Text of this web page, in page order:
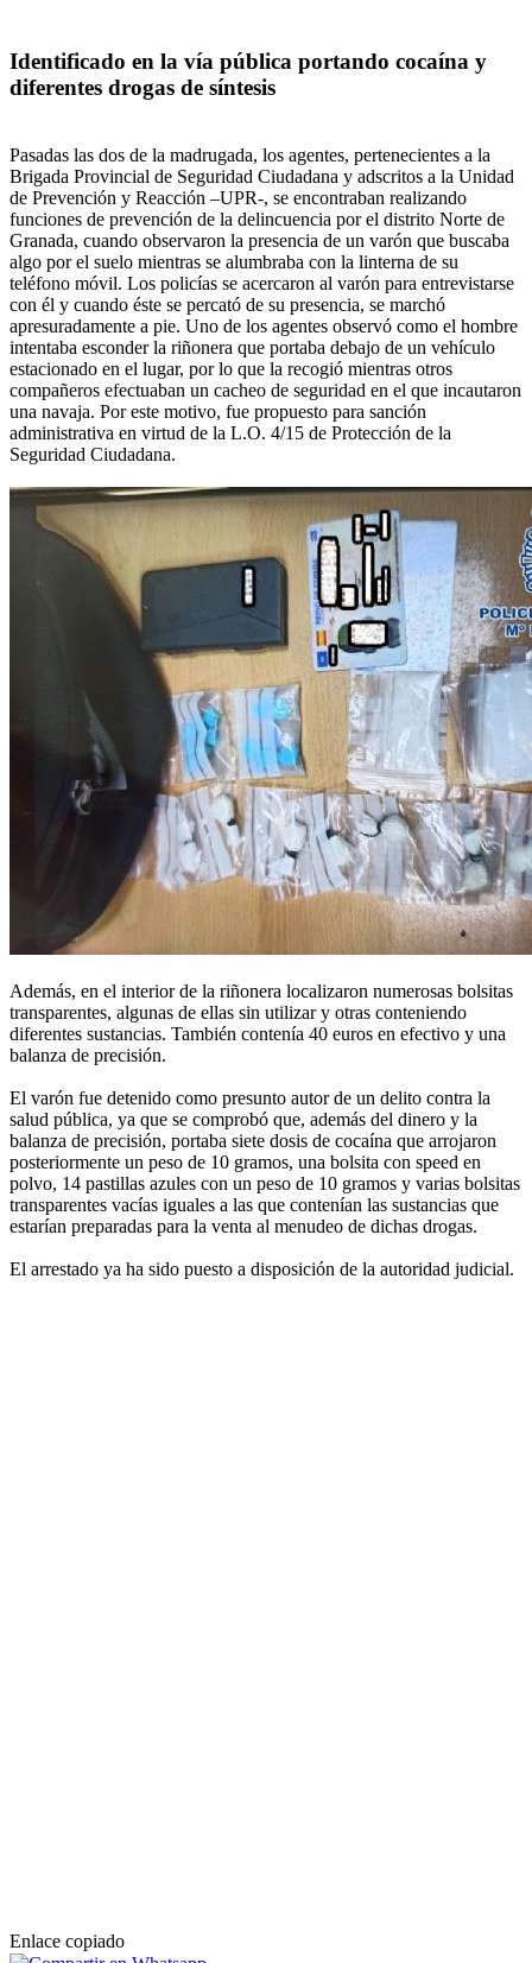
Identificado en la vía pública portando cocaína y
diferentes drogas de síntesis
Pasadas las dos de la madrugada, los agentes, pertenecientes a la
Brigada Provincial de Seguridad Ciudadana y adscritos a la Unidad
de Prevención y Reacción –UPR-, se encontraban realizando
funciones de prevención de la delincuencia por el distrito Norte de
Granada, cuando observaron la presencia de un varón que buscaba
algo por el suelo mientras se alumbraba con la linterna de su
teléfono móvil. Los policías se acercaron al varón para entrevistarse
con él y cuando éste se percató de su presencia, se marchó
apresuradamente a pie. Uno de los agentes observó como el hombre
intentaba esconder la riñonera que portaba debajo de un vehículo
estacionado en el lugar, por lo que la recogió mientras otros
compañeros efectuaban un cacheo de seguridad en el que incautaron
una navaja. Por este motivo, fue propuesto para sanción
administrativa en virtud de la L.O. 4/15 de Protección de la
Seguridad Ciudadana.
Además, en el interior de la riñonera localizaron numerosas bolsitas
transparentes, algunas de ellas sin utilizar y otras conteniendo
diferentes sustancias. También contenía 40 euros en efectivo y una
balanza de precisión.
El varón fue detenido como presunto autor de un delito contra la
salud pública, ya que se comprobó que, además del dinero y la
balanza de precisión, portaba siete dosis de cocaína que arrojaron
posteriormente un peso de 10 gramos, una bolsita con speed en
polvo, 14 pastillas azules con un peso de 10 gramos y varias bolsitas
transparentes vacías iguales a las que contenían las sustancias que
estarían preparadas para la venta al menudeo de dichas drogas.
El arrestado ya ha sido puesto a disposición de la autoridad judicial.
Enlace copiado